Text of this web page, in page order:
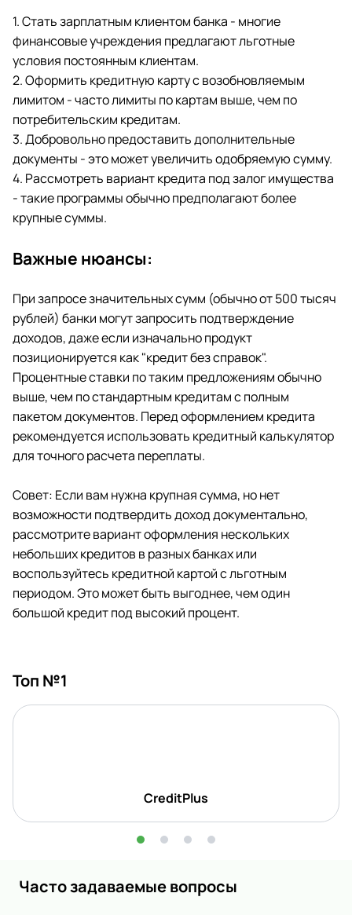
1. Стать зарплатным клиентом банка - многие
финансовые учреждения предлагают льготные
условия постоянным клиентам.
2. Оформить кредитную карту с возобновляемым
лимитом - часто лимиты по картам выше, чем по
потребительским кредитам.
3. Добровольно предоставить дополнительные
документы - это может увеличить одобряемую сумму.
4. Рассмотреть вариант кредита под залог имущества
- такие программы обычно предполагают более
крупные суммы.
Важные нюансы:
При запросе значительных сумм (обычно от 500 тысяч
рублей) банки могут запросить подтверждение
доходов, даже если изначально продукт
позиционируется как "кредит без справок".
Процентные ставки по таким предложениям обычно
выше, чем по стандартным кредитам с полным
пакетом документов. Перед оформлением кредита
рекомендуется использовать кредитный калькулятор
для точного расчета переплаты.
Совет: Если вам нужна крупная сумма, но нет
возможности подтвердить доход документально,
рассмотрите вариант оформления нескольких
небольших кредитов в разных банках или
воспользуйтесь кредитной картой с льготным
периодом. Это может быть выгоднее, чем один
большой кредит под высокий процент.
Топ №1
CreditPlus
Часто задаваемые вопросы